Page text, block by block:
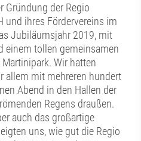
Gründung der Regio
und ihres Fördervereins im
Jubiläumsjahr 2019, mit
einem tollen gemeinsamen
Wir hatten
allem mit mehreren hundert
Abend in den Hallen der
Regens draußen.
auch das großartige
uns, wie gut die Regio